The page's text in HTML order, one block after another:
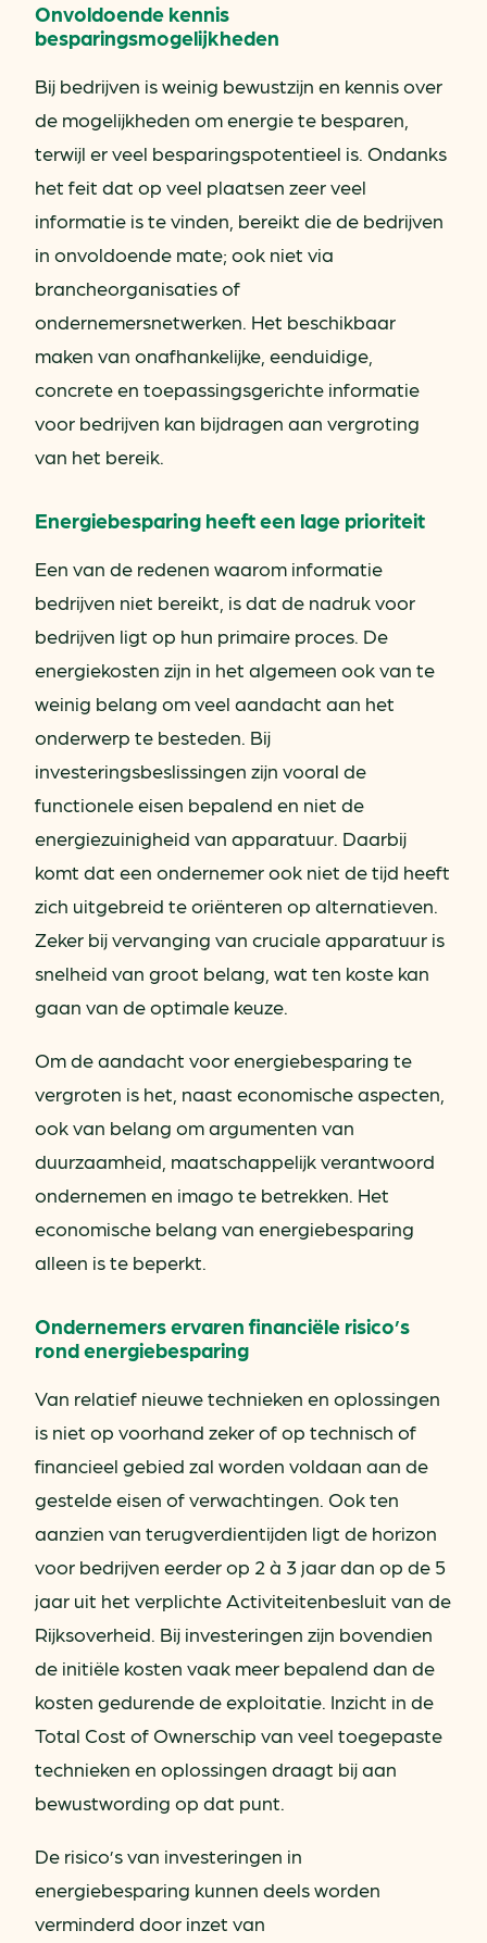
Onvoldoende kennis
besparingsmogelijkheden
Bij bedrijven is weinig bewustzijn en kennis over
de mogelijkheden om energie te besparen,
terwijl er veel besparingspotentieel is. Ondanks
het feit dat op veel plaatsen zeer veel
informatie is te vinden, bereikt die de bedrijven
in onvoldoende mate; ook niet via
brancheorganisaties of
ondernemersnetwerken. Het beschikbaar
maken van onafhankelijke, eenduidige,
concrete en toepassingsgerichte informatie
voor bedrijven kan bijdragen aan vergroting
van het bereik.
Energiebesparing heeft een lage prioriteit
Een van de redenen waarom informatie
bedrijven niet bereikt, is dat de nadruk voor
bedrijven ligt op hun primaire proces. De
energiekosten zijn in het algemeen ook van te
weinig belang om veel aandacht aan het
onderwerp te besteden. Bij
investeringsbeslissingen zijn vooral de
functionele eisen bepalend en niet de
energiezuinigheid van apparatuur. Daarbij
komt dat een ondernemer ook niet de tijd heeft
zich uitgebreid te oriënteren op alternatieven.
Zeker bij vervanging van cruciale apparatuur is
snelheid van groot belang, wat ten koste kan
gaan van de optimale keuze.
Om de aandacht voor energiebesparing te
vergroten is het, naast economische aspecten,
ook van belang om argumenten van
duurzaamheid, maatschappelijk verantwoord
ondernemen en imago te betrekken. Het
economische belang van energiebesparing
alleen is te beperkt.
Ondernemers ervaren financiële risico’s
rond energiebesparing
Van relatief nieuwe technieken en oplossingen
is niet op voorhand zeker of op technisch of
financieel gebied zal worden voldaan aan de
gestelde eisen of verwachtingen. Ook ten
aanzien van terugverdientijden ligt de horizon
voor bedrijven eerder op 2 à 3 jaar dan op de 5
jaar uit het verplichte Activiteitenbesluit van de
Rijksoverheid. Bij investeringen zijn bovendien
de initiële kosten vaak meer bepalend dan de
kosten gedurende de exploitatie. Inzicht in de
Total Cost of Ownerschip van veel toegepaste
technieken en oplossingen draagt bij aan
bewustwording op dat punt.
De risico’s van investeringen in
energiebesparing kunnen deels worden
verminderd door inzet van